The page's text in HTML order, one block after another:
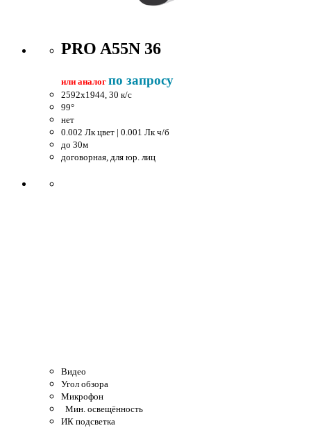
PRO A55N 36
или аналог по запросу
2592x1944, 30 к/c
99°
нет
0.002 Лк цвет | 0.001 Лк ч/б
до 30м
договорная, для юр. лиц
Видео
Угол обзора
Микрофон
Мин. освещённость
ИК подсветка